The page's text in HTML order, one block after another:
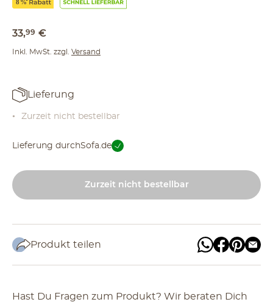
33,99 €
Inkl. MwSt. zzgl. Versand
Lieferung
Zurzeit nicht bestellbar
Lieferung durchSofa.de
Zurzeit nicht bestellbar
Produkt teilen
Hast Du Fragen zum Produkt? Wir beraten Dich